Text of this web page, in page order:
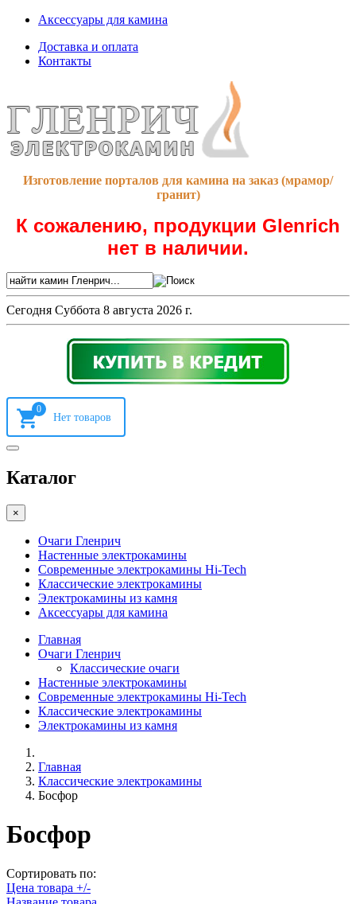
Аксессуары для камина
Доставка и оплата
Контакты
Изготовление порталов для камина на заказ (мрамор/
гранит)
К сожалению, продукции Glenrich
нет в наличии.
Сегодня Суббота 8 августа 2026 г.
0
Каталог
×
Очаги Гленрич
Настенные электрокамины
Современные электрокамины Hi-Tech
Классические электрокамины
Электрокамины из камня
Аксессуары для камина
Главная
Очаги Гленрич
Классические очаги
Настенные электрокамины
Современные электрокамины Hi-Tech
Классические электрокамины
Электрокамины из камня
Главная
Классические электрокамины
Босфор
Босфор
Сортировать по:
Цена товара +/-